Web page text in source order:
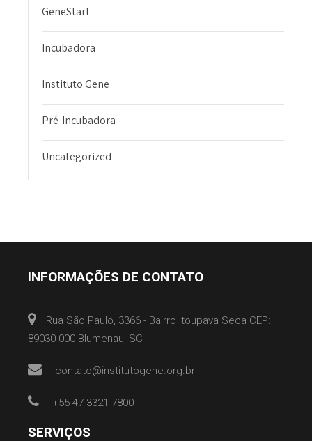
GeneStart
Incubadora
Instituto Gene
Pré-Incubadora
Uncategorized
INFORMAÇÕES DE CONTATO
Rua São Paulo, 3366 - Bairro Itoupava Seca CEP:
89030-000 Blumenau, SC
contato@institutogene.org.br
+55 47 3321-7800
SERVIÇOS